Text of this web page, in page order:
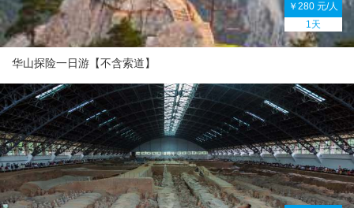
￥280 元/人
1天
华山探险一日游【不含索道】